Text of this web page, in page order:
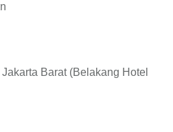
Barat (Belakang Hotel